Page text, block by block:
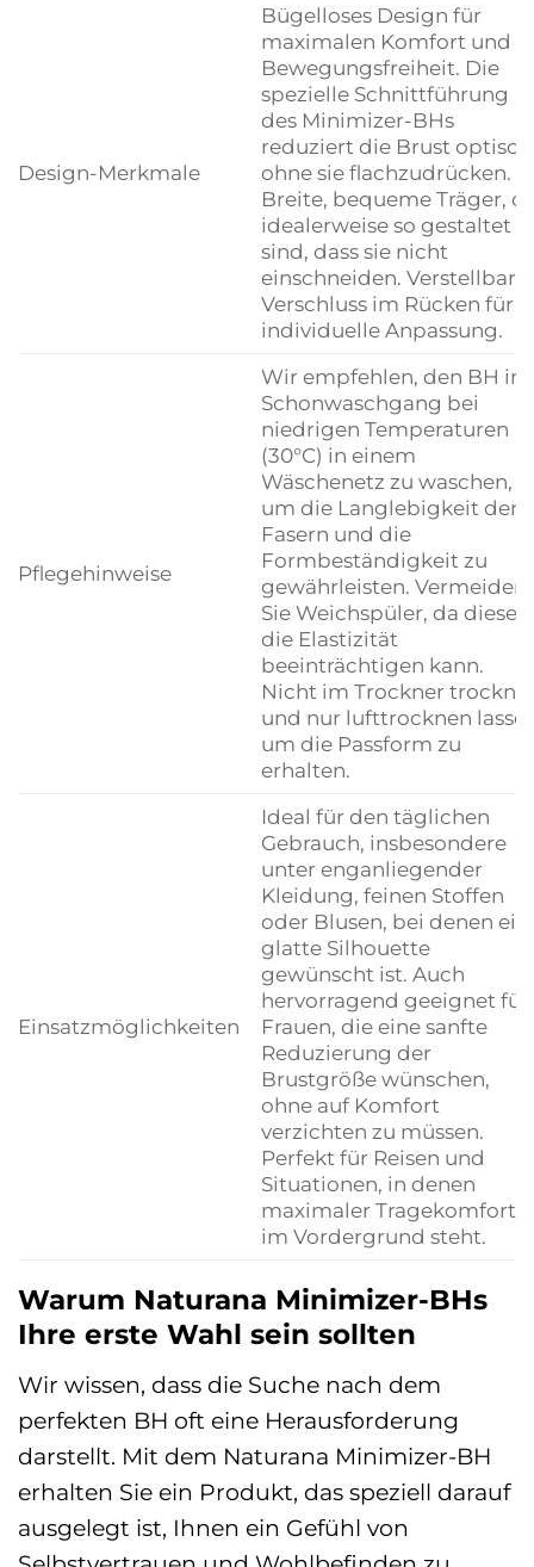
Design-Merkmale
Bügelloses Design für
maximalen Komfort und
Bewegungsfreiheit. Die
spezielle Schnittführung
des Minimizer-BHs
reduziert die Brust
ohne sie flachzudrücken.
Breite, bequeme Träger,
idealerweise so gestaltet
sind, dass sie nicht
einschneiden.
Verschluss im Rücken für
individuelle Anpassung.
Pflegehinweise
Wir empfehlen, den BH im
Schonwaschgang bei
niedrigen Temperaturen
(30°C) in einem
Wäschenetz zu waschen,
um die Langlebigkeit der
Fasern und die
Formbeständigkeit zu
gewährleisten. Vermeiden
Sie Weichspüler, da dieser
die Elastizität
beeinträchtigen kann.
Nicht im Trockner
und nur lufttrocknen
um die Passform zu
erhalten.
Einsatzmöglichkeiten
Ideal für den täglichen
Gebrauch, insbesondere
unter enganliegender
Kleidung, feinen Stoffen
oder Blusen, bei denen
glatte Silhouette
gewünscht ist. Auch
hervorragend geeignet für
Frauen, die eine sanfte
Reduzierung der
Brustgröße wünschen,
ohne auf Komfort
verzichten zu müssen.
Perfekt für Reisen und
Situationen, in denen
maximaler Tragekomfort
im Vordergrund steht.
Warum Naturana Minimizer-BHs
Ihre erste Wahl sein sollten
Wir wissen, dass die Suche nach dem
perfekten BH oft eine Herausforderung
darstellt. Mit dem Naturana Minimizer-BH
erhalten Sie ein Produkt, das speziell darauf
ausgelegt ist, Ihnen ein Gefühl von